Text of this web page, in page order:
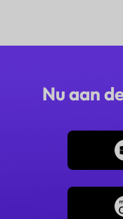
Nu aan